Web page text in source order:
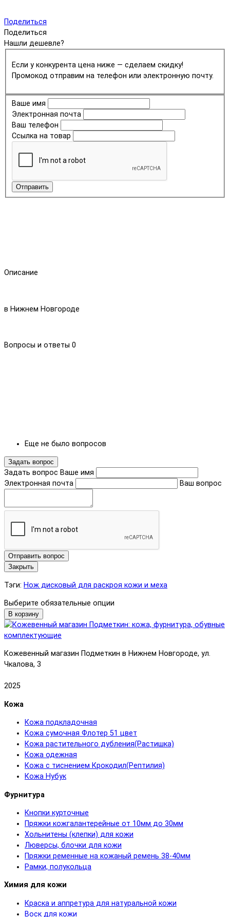
Поделиться
Поделиться
Нашли дешевле?
Если у конкурента цена ниже — сделаем скидку!
Промокод отправим на телефон или электронную почту.
Ваше имя
Электронная почта
Ваш телефон
Ссылка на товар
Отправить
Описание
в Нижнем Новгороде
Вопросы и ответы 0
Еще не было вопросов
Задать вопрос
Задать вопрос Ваше имя
Электронная почта
Ваш вопрос
Отправить вопрос
Закрыть
Тэги: Нож дисковый для раскроя кожи и меха
Выберите обязательные опции
В корзину
Кожевенный магазин Подметкин в Нижнем Новгороде, ул.
Чкалова, 3
2025
Кожа
Кожа подкладочная
Кожа сумочная Флотер 51 цвет
Кожа растительного дубления(Растишка)
Кожа одежная
Кожа с тиснением Крокодил(Рептилия)
Кожа Нубук
Фурнитура
Кнопки курточные
Пряжки кожгалантерейные от 10мм до 30мм
Хольнитены (клепки) для кожи
Люверсы, блочки для кожи
Пряжки ременные на кожаный ремень 38-40мм
Рамки, полукольца
Химия для кожи
Краска и аппретура для натуральной кожи
Воск для кожи